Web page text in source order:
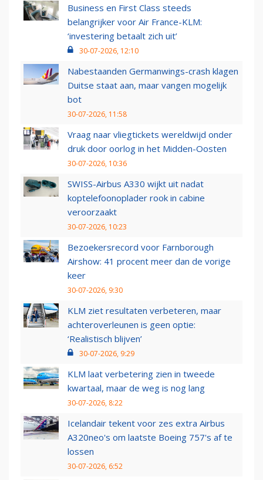
Business en First Class steeds
belangrijker voor Air France-KLM:
‘investering betaalt zich uit’
30-07-2026, 12:10
Nabestaanden Germanwings-crash klagen
Duitse staat aan, maar vangen mogelijk
bot
30-07-2026, 11:58
Vraag naar vliegtickets wereldwijd onder
druk door oorlog in het Midden-Oosten
30-07-2026, 10:36
SWISS-Airbus A330 wijkt uit nadat
koptelefoonoplader rook in cabine
veroorzaakt
30-07-2026, 10:23
Bezoekersrecord voor Farnborough
Airshow: 41 procent meer dan de vorige
keer
30-07-2026, 9:30
KLM ziet resultaten verbeteren, maar
achteroverleunen is geen optie:
‘Realistisch blijven’
30-07-2026, 9:29
KLM laat verbetering zien in tweede
kwartaal, maar de weg is nog lang
30-07-2026, 8:22
Icelandair tekent voor zes extra Airbus
A320neo's om laatste Boeing 757's af te
lossen
30-07-2026, 6:52